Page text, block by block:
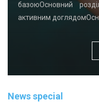
базоюОсновний
активним
News special